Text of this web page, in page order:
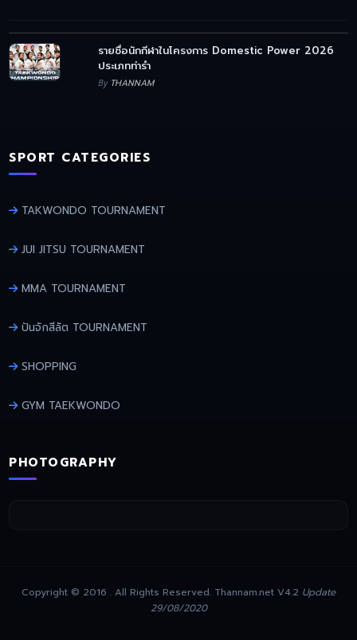
รายชื่อนักกีฬาในโครงการ Domestic Power 2026
ประเภทท่ารำ
By THANNAM
SPORT CATEGORIES
TAKWONDO TOURNAMENT
JUI JITSU TOURNAMENT
MMA TOURNAMENT
ปันจักสีลัต TOURNAMENT
SHOPPING
GYM TAEKWONDO
PHOTOGRAPHY
Copyright © 2016 . All Rights Reserved. Thannam.net V4.2 Update
29/08/2020